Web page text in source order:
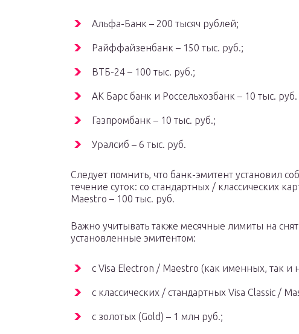
Альфа-Банк – 200 тысяч рублей;
Райффайзенбанк – 150 тыс. руб.;
ВТБ-24 – 100 тыс. руб.;
АК Барс банк и Россельхозбанк – 10 тыс.
Газпромбанк – 10 тыс. руб.;
Уралсиб – 6 тыс. руб.
Следует помнить, что банк-эмитент установил
течение суток: со стандартных / классических
Maestro – 100 тыс. руб.
Важно учитывать также месячные лимиты на
установленные эмитентом:
с Visa Electron / Maestro (как именных, так и
с классических / стандартных Visa Classic /
с золотых (Gold) – 1 млн руб.;